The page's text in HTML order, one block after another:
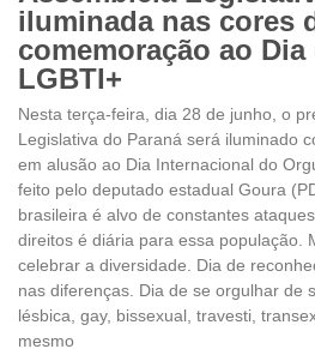
iluminada nas cores
comemoração ao
LGBTI+
Nesta terça-feira, dia 28 de junho, o
Legislativa do Paraná será iluminado
em alusão ao Dia Internacional do
feito pelo deputado estadual Goura
brasileira é alvo de constantes
direitos é diária para essa população.
celebrar a diversidade. Dia de
nas diferenças. Dia de se orgulhar de
lésbica, gay, bissexual, travesti,
mesmo